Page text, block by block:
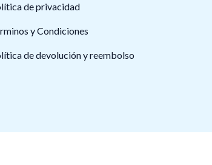
de privacidad
y Condiciones
de devolución y reembolso